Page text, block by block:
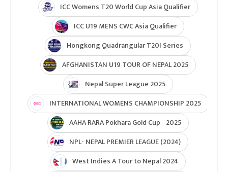
ICC Womens T20 World Cup Asia Qualifier
ICC U19 MENS CWC Asia Qualifier
Hongkong Quadrangular T20I Series
AFGHANISTAN U19 TOUR OF NEPAL 2025
Nepal Super League 2025
INTERNATIONAL WOMENS CHAMPIONSHIP 2025
AAHA RARA Pokhara Gold Cup 2025
NPL- NEPAL PREMIER LEAGUE (2024)
West Indies A Tour to Nepal 2024